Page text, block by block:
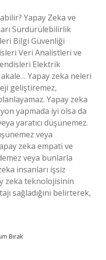
Yapay Zeka ve
Sürdürülebilirlik
Bilgi Güvenliği
Veri Analistleri ve
Elektrik
Yapay zeka neleri
geliştiremez,
Yapay zeka
yapmada iyi olsa da
yaratıcı düşünemez.
veya
zeka empati ve
veya bunlarla
insanları işsiz
zeka teknolojisinin
sağladığını belirterek,
Bırak